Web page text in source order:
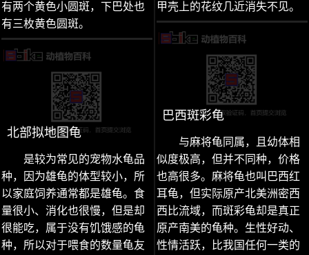
有两个黄色小圆斑，下巴处也
有三枚黄色圆斑。
北部拟地图龟
是较为常见的宠物水龟品
种，因为雄龟的体型较小，所
以家庭饲养通常都是雄龟。食
量很小、消化也很慢，但是却
很能吃，属于没有饥饿感的龟
种，所以对于喂食的数量龟友
甲壳上的花纹几近消失不见。
巴西斑彩龟
与麻将龟同属，且幼体相
似度极高，但并不同种，价格
也高很多。麻将龟也叫巴西红
耳龟，但实际原产北美洲密西
西比流域，而斑彩龟却是真正
原产南美的龟种。生性好动、
性情活跃，比我国任何一类的